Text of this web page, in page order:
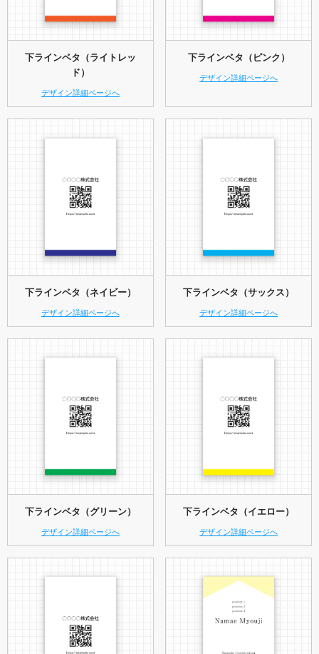
下ラインベタ（ライトレッ
ド）
デザイン詳細ページへ
下ラインベタ（ピンク）
デザイン詳細ページへ
下ラインベタ（ネイビー）
デザイン詳細ページへ
下ラインベタ（サックス）
デザイン詳細ページへ
下ラインベタ（グリーン）
デザイン詳細ページへ
下ラインベタ（イエロー）
デザイン詳細ページへ